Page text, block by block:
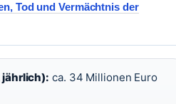
Tod und Vermächtnis der
ca. 34 Millionen Euro